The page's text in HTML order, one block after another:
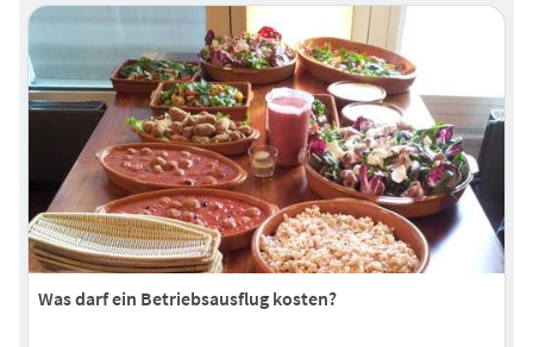
Was darf ein Betriebsausflug kosten?